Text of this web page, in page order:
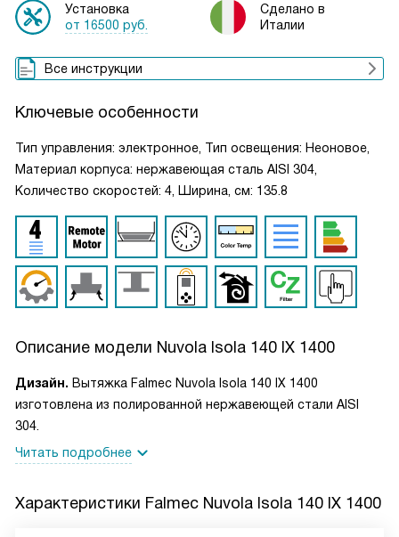
Установка
от 16500 руб.
Сделано в
Италии
Все инструкции
Ключевые особенности
Тип управления: электронное, Тип освещения: Неоновое,
Материал корпуса: нержавеющая сталь AISI 304,
Количество скоростей: 4, Ширина, см: 135.8
Описание модели Nuvola Isola 140 IX 1400
Дизайн. Вытяжка Falmec Nuvola Isola 140 IX 1400
изготовлена из полированной нержавеющей стали AISI
304.
Читать подробнее
Характеристики Falmec Nuvola Isola 140 IX 1400